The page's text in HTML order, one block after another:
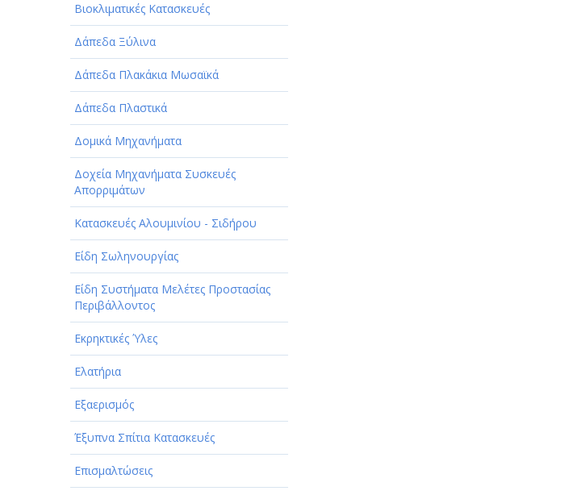
Βιοκλιματικές Κατασκευές
Δάπεδα Ξύλινα
Δάπεδα Πλακάκια Μωσαϊκά
Δάπεδα Πλαστικά
Δομικά Μηχανήματα
Δοχεία Μηχανήματα Συσκευές
Απορριμάτων
Κατασκευές Αλουμινίου - Σιδήρου
Είδη Σωληνουργίας
Είδη Συστήματα Μελέτες Προστασίας
Περιβάλλοντος
Εκρηκτικές Ύλες
Ελατήρια
Εξαερισμός
Έξυπνα Σπίτια Κατασκευές
Επισμαλτώσεις